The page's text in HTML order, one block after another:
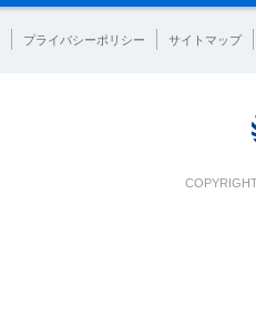
プライバシーポリシー サイトマップ